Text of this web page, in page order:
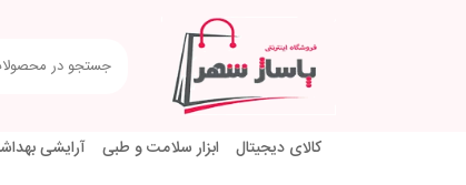
کالای دیجیتال ابزار سلامت و طبی آرایشی